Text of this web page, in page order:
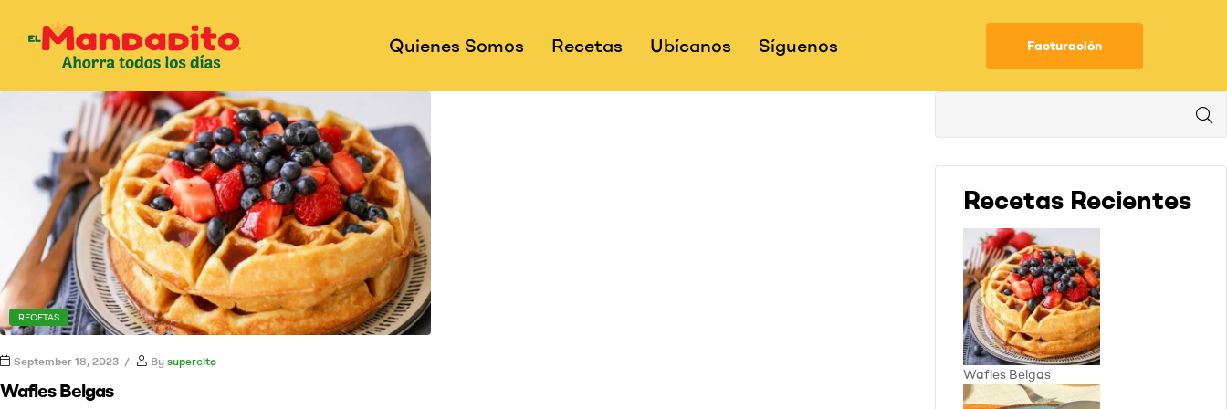
Quienes Somos Recetas Ubícanos Síguenos Facturación
RECETAS
September 18, 2023 By supercito
Wafles Belgas
Recetas Recientes
Wafles Belgas